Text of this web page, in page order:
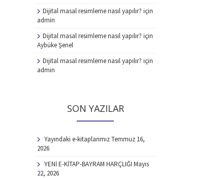
Dijital masal resimleme nasıl yapılır? için
admin
Dijital masal resimleme nasıl yapılır? için
Aybüke Şenel
Dijital masal resimleme nasıl yapılır? için
admin
SON YAZILAR
Yayındaki e-kitaplarımız Temmuz 16,
2026
YENİ E-KİTAP-BAYRAM HARÇLIĞI Mayıs
22, 2026